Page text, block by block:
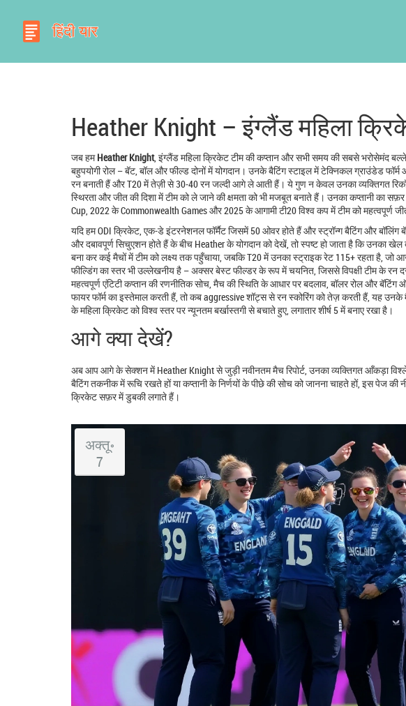
Heather Knight – इंग्लैंड महिला
जब हमHeather Knight, इंग्लैंड महिला क्रिकेट टीम की कप्तान और सभी समय की सबसे भरोसेमंद
बहुपयोगी रोल – बॅट, बॉल और फील्ड दोनों में योगदान। उनके बैटिंग स्टाइल में टेक्निकल ग्राउंडेड
रन बनाती हैं और T20 में तेज़ी से 30‑40 रन जल्दी आगे ले आती हैं। ये गुण न केवल उनका व्यक्तिगत
स्थिरता और जीत की दिशा में टीम को ले जाने की क्षमताको भी मजबूत बनाते हैं। उनका कप्तानी का
Cup, 2022 के Commonwealth Games और 2025 के आगामी टी20 विश्व कप में टीम को महत्वपूर्ण
यदि हमODI क्रिकेट एक-डे इंटरनेशनल फॉर्मैट जिसमें 50 ओवर होते हैं और स्ट्रॉन्ग बैटिंग और बॉलिंग
और दबावपूर्ण सिचुएशन होते हैंके बीच Heather के योगदान को देखें, तो स्पष्ट हो जाता है कि उनका
बना कर कई मैचों में टीम को लक्ष्य तक पहुँचाया, जबकि T20 में उनका स्ट्राइक रेट 115+ रहता है,
फील्डिंग का स्तर भी उल्लेखनीय है – अक्सर बेस्ट फील्डर के रूप में चयनित, जिससे विपक्षी टीम के रन
महत्वपूर्ण एंटिटीकप्तान की रणनीतिक सोच मैच की स्थिति के आधार पर बदलाव, बॉलर रोल और बॅटिंग
फायर फॉर्म का इस्तेमाल करती हैं, तो कब aggressive शॉट्स से रन स्कोरिंग को तेज़ करती हैं, यह
के महिला क्रिकेट को विश्व स्तर पर न्यूनतम बर्खास्तगी से बचाते हुए, लगातार शीर्ष 5 में बनाए रखा है।
आगे क्या देखें?
अब आप आगे के सेक्शन में Heather Knight से जुड़ी नवीनतम मैच रिपोर्ट, उनका व्यक्तिगत आँकड़ा
बैटिंग तकनीक में रूचि रखते हों या कप्तानी के निर्णयों के पीछे की सोच को जानना चाहते हों, इस पेज
क्रिकेट सफ़र में डुबकी लगाते हैं।
अक्तू॰
7